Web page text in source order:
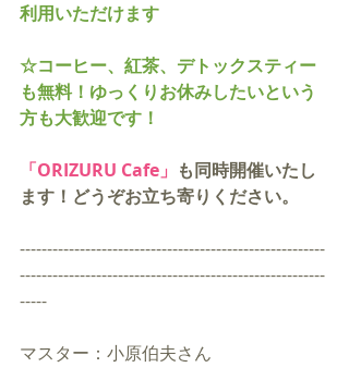
利用いただけます
☆コーヒー、紅茶、デトックスティー
も無料！ゆっくりお休みしたいという
方も大歓迎です！
「ORIZURU Cafe 」 も同時開催いたし
ます！どうぞお立ち寄りください。
--------------------------------------------------------
--------------------------------------------------------
-----
マスター：小原伯夫さん